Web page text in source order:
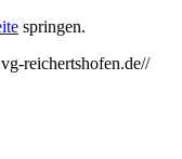
springen.
reichertshofen.de//